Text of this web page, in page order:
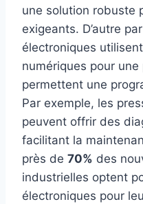
une solution robuste
exigeants. D’autre
électroniques
numériques pour une
permettent une
Par exemple, les
peuvent offrir des
facilitant la
près de 70% des
industrielles optent
électroniques pour